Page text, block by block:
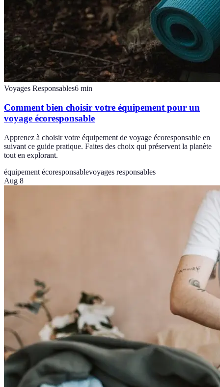
Voyages Responsables6 min
Comment bien choisir votre équipement pour un
voyage écoresponsable
Apprenez à choisir votre équipement de voyage écoresponsable en
suivant ce guide pratique. Faites des choix qui préservent la planète
tout en explorant.
équipement écoresponsablevoyages responsables
Aug 8